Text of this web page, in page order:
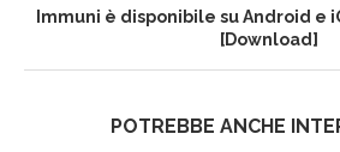
Immuni è disponibile su Android e
[Download]
POTREBBE ANCHE